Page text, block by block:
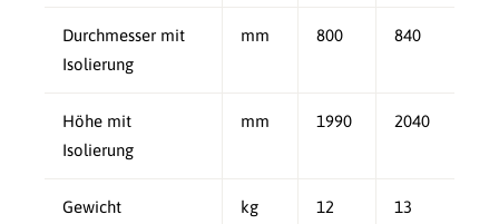
Durchmesser mit
Isolierung
mm 800 840
Höhe mit
Isolierung
mm 1990 2040
Gewicht kg 12 13